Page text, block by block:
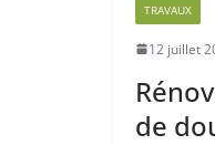
TRAVAUX
12 juillet
de